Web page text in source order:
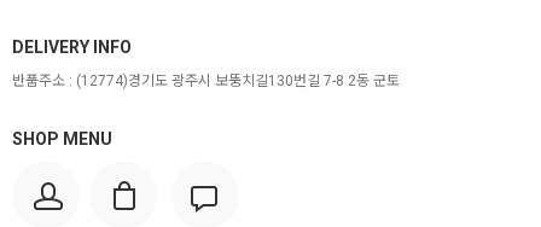
SHOP MENU
DELIVERY INFO
반품주소 : (12774)경기도 광주시 보뚱치길130번길 7-8 2동 군토